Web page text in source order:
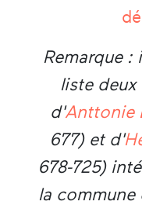
Remarque
liste deux
d'Anttonie
677) et d'
678-725)
la commune